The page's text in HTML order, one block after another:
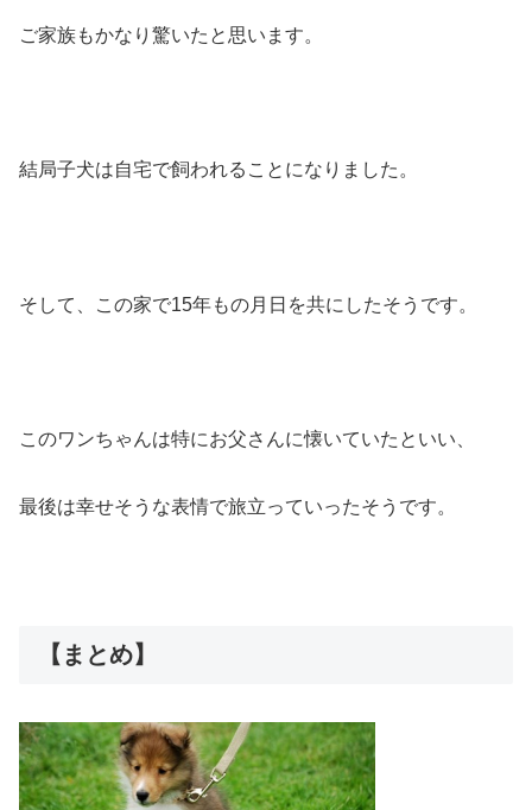
ご家族もかなり驚いたと思います。
結局子犬は自宅で飼われることになりました。
そして、この家で15年もの月日を共にしたそうです。
このワンちゃんは特にお父さんに懐いていたといい、
最後は幸せそうな表情で旅立っていったそうです。
【まとめ】